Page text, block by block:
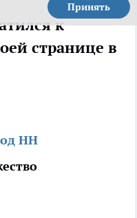
Принять
к
странице в
НН